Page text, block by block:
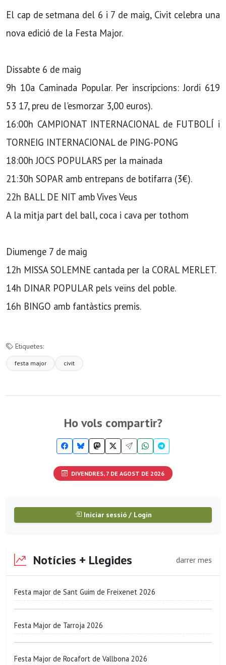
El cap de setmana del 6 i 7 de maig, Civit celebra una
nova edició de la Festa Major.
Dissabte 6 de maig
9h 10a Caminada Popular. Per inscripcions: Jordi 619
53 17, preu de l'esmorzar 3,00 euros).
16:00h CAMPIONAT INTERNACIONAL de FUTBOLÍ i
TORNEIG INTERNACIONAL de PING-PONG
18:00h JOCS POPULARS per la mainada
21:30h SOPAR amb entrepans de botifarra (3€).
22h BALL DE NIT amb Vives Veus
A la mitja part del ball, coca i cava per tothom
Diumenge 7 de maig
12h MISSA SOLEMNE cantada per la CORAL MERLET.
14h DINAR POPULAR pels veïns del poble.
16h BINGO amb fantàstics premis.
Etiquetes:
festa major civit
Ho vols compartir?
DIVENDRES, 7 DE AGOST DE 2026
Iniciar sessió / Login
Notícies + Llegides darrer mes
Festa major de Sant Guim de Freixenet 2026
Festa Major de Tarroja 2026
Festa Major de Rocafort de Vallbona 2026